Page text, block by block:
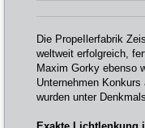
Die PropeIlerfabrik
weltweit erfolgreich,
Maxim Gorky ebenso
Unternehmen
wurden unter